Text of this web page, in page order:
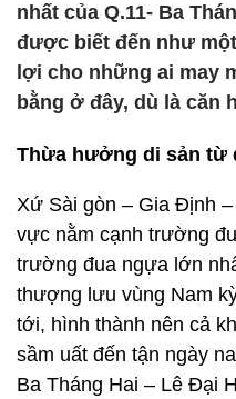
nhất của Q.11- Ba
được biết đến như
lợi cho những ai may
bằng ở đây, dù là căn
Thừa hưởng di sản từ
Xứ Sài gòn – Gia Định
vực nằm cạnh trường
trường đua ngựa lớn
thượng lưu vùng Nam
tới, hình thành nên cả
sầm uất đến tận ngày
Ba Tháng Hai – Lê Đại